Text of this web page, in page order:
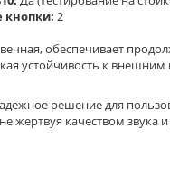
2
обеспечивает
устойчивость к внешним
решение для
жертвуя качеством звука